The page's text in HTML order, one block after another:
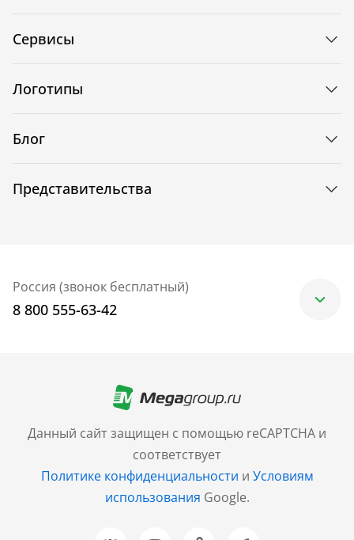
Данный сайт защищен с помощью reCAPTCHA и
соответствует
Политике конфиденциальности и Условиям
использования Google.
Сервисы
Логотипы
Блог
Представительства
Россия (звонок бесплатный)
8 800 555-63-42
+7 (499) 705-30-10
Санкт-Петербург
+7 (812) 600-77-33
Барнаул
+7 (961) 999-93-93